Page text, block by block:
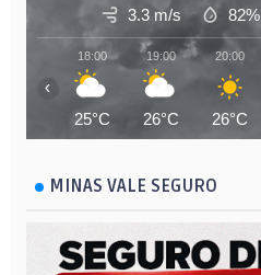
3.3 m/s 82%
18:00
25°C
19:00
26°C
20:00
26°C
‹
MINAS VALE SEGURO